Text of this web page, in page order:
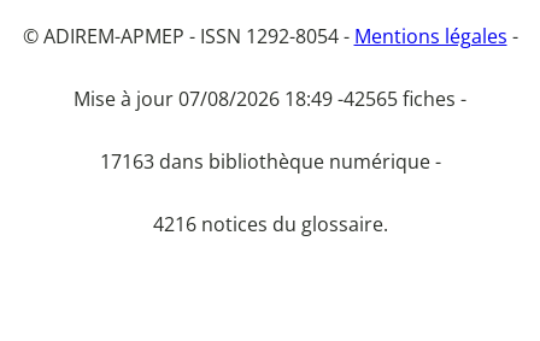
© ADIREM-APMEP - ISSN 1292-8054 - Mentions légales -
Mise à jour 07/08/2026 18:49 -42565 fiches -
17163 dans bibliothèque numérique -
4216 notices du glossaire.